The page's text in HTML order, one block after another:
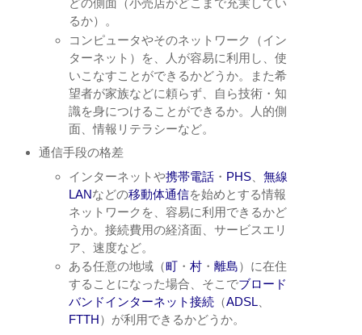
どの側面（小売店がどこまで充実してい
るか）。
コンピュータやそのネットワーク（イン
ターネット）を、人が容易に利用し、使
いこなすことができるかどうか。また希
望者が家族などに頼らず、自ら技術・知
識を身につけることができるか。人的側
面、情報リテラシーなど。
通信手段の格差
インターネットや携帯電話 ・ PHS
無線
LANなどの移動体通信を始めとする情報
ネットワークを、容易に利用できるかど
うか。接続費用の経済面、サービスエリ
ア、速度など。
ある任意の地域（町 ・ 村 ・ 離島）に在住
することになった場合、そこでブロード
バンドインターネット接続 （ADSL
FTTH）が利用できるかどうか。